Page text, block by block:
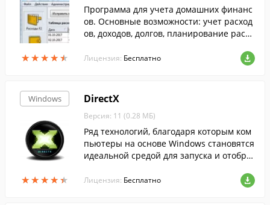
★★★★★
★★★★★
Программа для учета домашних финанс
ов. Основные возможности: учет расход
ов, доходов, долгов, планирование расхо
Лицензия: Бесплатно
Windows
★★★★★
★★★★★
DirectX
Версия: 11 (0.28 МБ)
Ряд технологий, благодаря которым ком
пьютеры на основе Windows становятся
идеальной средой для запуска и отобра
и мультимедиа....
Лицензия: Бесплатно